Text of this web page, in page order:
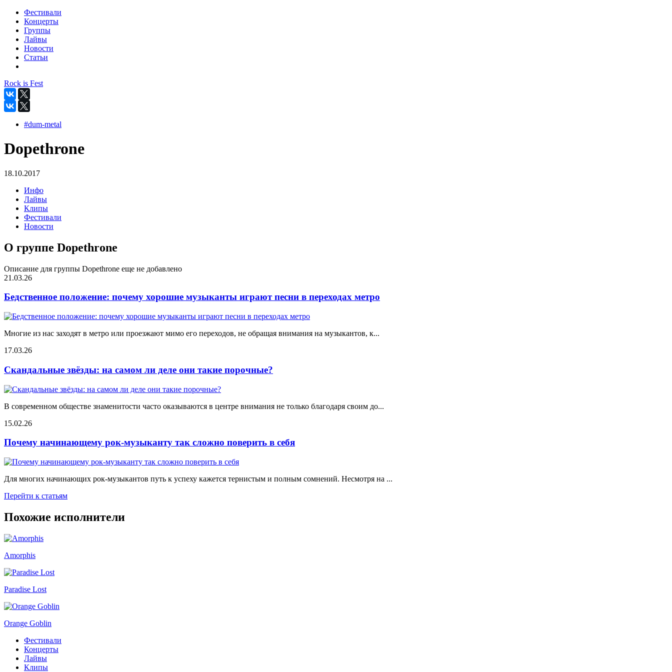
Фестивали
Концерты
Группы
Лайвы
Новости
Статьи
Rock is Fest
#dum-metal
Dopethrone
18.10.2017
Инфо
Лайвы
Клипы
Фестивали
Новости
О группе Dopethrone
Описание для группы Dopethrone еще не добавлено
21.03.26
Бедственное положение: почему хорошие музыканты играют песни в переходах метро
Многие из нас заходят в метро или проезжают мимо его переходов, не обращая внимания на музыкантов, к...
17.03.26
Скандальные звёзды: на самом ли деле они такие порочные?
В современном обществе знаменитости часто оказываются в центре внимания не только благодаря своим до...
15.02.26
Почему начинающему рок-музыканту так сложно поверить в себя
Для многих начинающих рок-музыкантов путь к успеху кажется тернистым и полным сомнений. Несмотря на ...
Перейти к статьям
Похожие исполнители
Amorphis
Paradise Lost
Orange Goblin
Фестивали
Концерты
Лайвы
Клипы